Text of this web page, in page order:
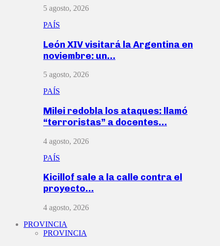
5 agosto, 2026
PAÍS
León XIV visitará la Argentina en
noviembre: un…
5 agosto, 2026
PAÍS
Milei redobla los ataques: llamó
“terroristas” a docentes…
4 agosto, 2026
PAÍS
Kicillof sale a la calle contra el
proyecto…
4 agosto, 2026
PROVINCIA
PROVINCIA